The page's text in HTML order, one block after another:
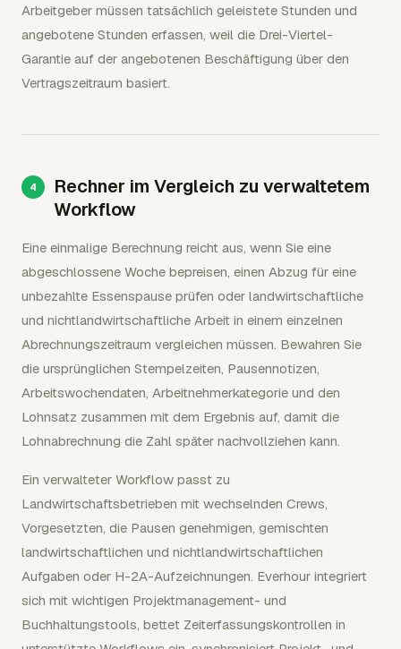
Arbeitgeber müssen tatsächlich geleistete Stunden und
angebotene Stunden erfassen, weil die Drei-Viertel-
Garantie auf der angebotenen Beschäftigung über den
Vertragszeitraum basiert.
Rechner im Vergleich zu verwaltetem
Workflow
Eine einmalige Berechnung reicht aus, wenn Sie eine
abgeschlossene Woche bepreisen, einen Abzug für eine
unbezahlte Essenspause prüfen oder landwirtschaftliche
und nichtlandwirtschaftliche Arbeit in einem einzelnen
Abrechnungszeitraum vergleichen müssen. Bewahren Sie
die ursprünglichen Stempelzeiten, Pausennotizen,
Arbeitswochendaten, Arbeitnehmerkategorie und den
Lohnsatz zusammen mit dem Ergebnis auf, damit die
Lohnabrechnung die Zahl später nachvollziehen kann.
Ein verwalteter Workflow passt zu
Landwirtschaftsbetrieben mit wechselnden Crews,
Vorgesetzten, die Pausen genehmigen, gemischten
landwirtschaftlichen und nichtlandwirtschaftlichen
Aufgaben oder H-2A-Aufzeichnungen. Everhour integriert
sich mit wichtigen Projektmanagement- und
Buchhaltungstools, bettet Zeiterfassungskontrollen in